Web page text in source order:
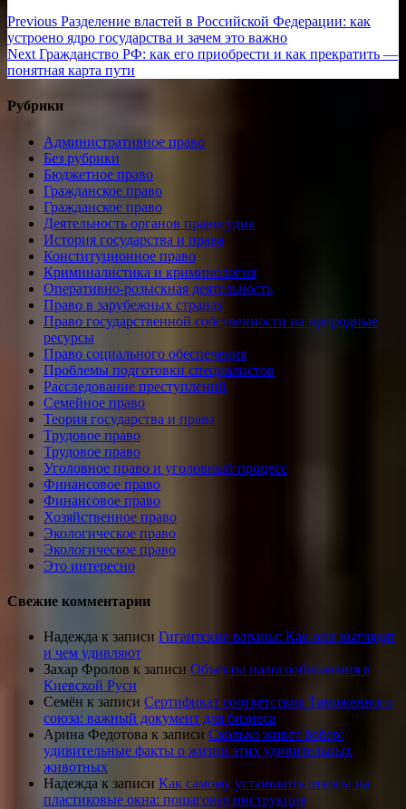
Навигация
по
записям
Previous Previous
post:
Разделение властей в Российской Федерации: как
устроено ядро государства и зачем это важно
Next Next
post:
Гражданство РФ: как его приобрести и как прекратить —
понятная карта пути
Рубрики
Административное право
Без рубрики
Бюджетное право
Гражданское право
Гражданское право
Деятельность органов правосудия
История государства и права
Конституционное право
Криминалистика и криминология
Оперативно-розыскная деятельность
Право в зарубежных странах
Право государственной собственности на природные
ресурсы
Право социального обеспечения
Проблемы подготовки специалистов
Расследование преступлений
Семейное право
Теория государства и права
Трудовое право
Трудовое право
Уголовное право и уголовный процесс
Финансовое право
Финансовое право
Хозяйственное право
Экологическое право
Экологическое право
Это интересно
Свежие комментарии
Надежда к записи Гигантские вараны: Как они выглядят
и чем удивляют
Захар Фролов к записи Объекты налогообложения в
Киевской Руси
Семён к записи Сертификат соответствия Таможенного
союза: важный документ для бизнеса
Арина Федотова к записи Сколько живет бобер:
удивительные факты о жизни этих удивительных
животных
Надежда к записи Как самому установить откосы на
пластиковые окна: пошаговая инструкция